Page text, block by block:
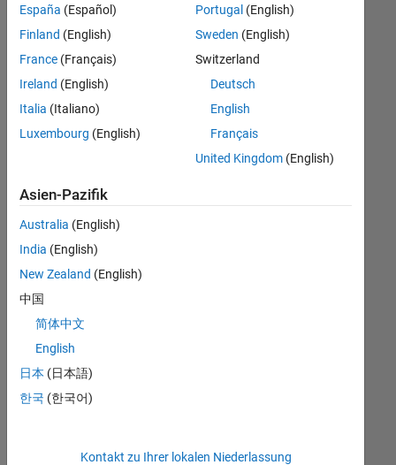
die
Suchkriterien
weiter
fassen
oder
alle
Stellenangebote
anzeigen .
noch
keine
offenen
Stellen
können,
die
Ihren
entsprechen,
werden
unseres
España (Español)
Finland (English)
France (Français)
Ireland (English)
Italia (Italiano)
Luxembourg (English)
Portugal (English)
Sweden (English)
Switzerland
Deutsch
English
Français
United Kingdom(English)
Asien-Pazifik
Australia (English)
India (English)
New Zealand (English)
中国
简体中文
English
日本 (日本語)
한국 (한국어)
Kontakt zu Ihrer lokalen Niederlassung